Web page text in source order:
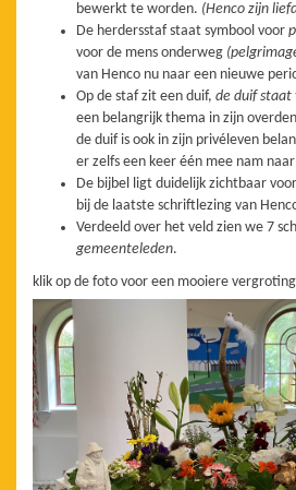
bewerkt te worden. (Henco zijn
De herdersstaf staat symbool voor
voor de mens onderweg
van Henco nu naar een nieuwe
Op de staf zit een duif, de duif staat
een belangrijk thema in zijn
de duif is ook in zijn privéleven
er zelfs een keer één mee nam
De bijbel ligt duidelijk zichtbaar
bij de laatste schriftlezing van
Verdeeld over het veld zien we 7
gemeenteleden.
klik op de foto voor een mooiere